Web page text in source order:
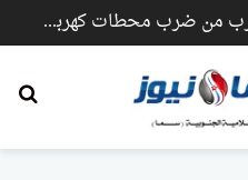
#عاجل.. ترامب يصعّد: نقترب من ضرب محطات كهرباء وجسور داخل إيران